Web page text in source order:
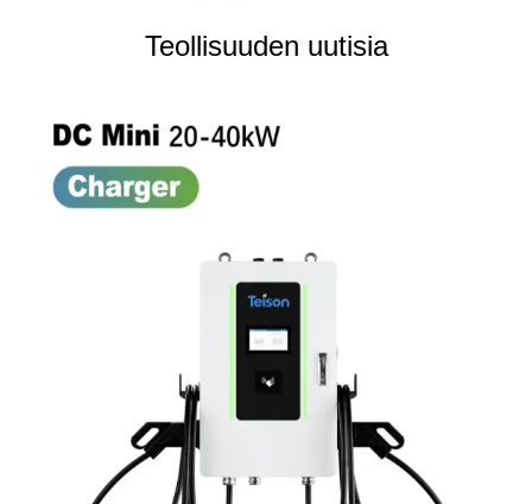
Teollisuuden uutisia